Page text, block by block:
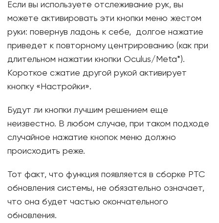
Если вы используете отслеживание рук, вы
можете активировать эти кнопки меню жестом
руки: повернув ладонь к себе, долгое нажатие
приведет к повторному центрированию (как при
длительном нажатии кнопки Oculus/Meta*).
Короткое сжатие другой рукой активирует
кнопку «Настройки».
Будут ли кнопки лучшим решением еще
неизвестно. В любом случае, при таком подходе
случайное нажатие кнопок меню должно
происходить реже.
Тот факт, что функция появляется в сборке PTC
обновления системы, не обязательно означает,
что она будет частью окончательного
обновления.